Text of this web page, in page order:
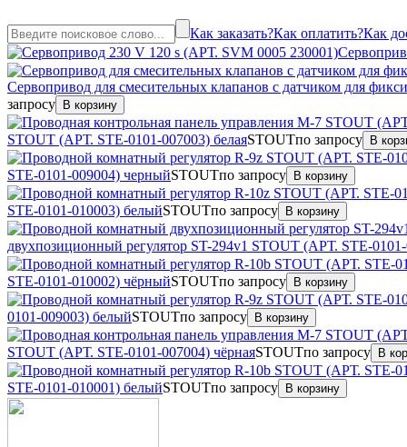
Как заказать?Как оплатить?Как
Сервопривод для смесительных клапанов с датчиком для
запросу
В корзину
STOUT (АРТ. STE-0101-007003) белаяSTOUTпо запросу В
STE-0101-009004) черныйSTOUTпо запросу В корзину
STE-0101-010003) белыйSTOUTпо запросу В корзину
двухпозиционный регулятор ST-294v1 STOUT (АРТ. STE-
STE-0101-010002) чёрныйSTOUTпо запросу В корзину
0101-009003) белыйSTOUTпо запросу В корзину
STOUT (АРТ. STE-0101-007004) чёрнаяSTOUTпо запросу В
STE-0101-010001) белыйSTOUTпо запросу В корзину